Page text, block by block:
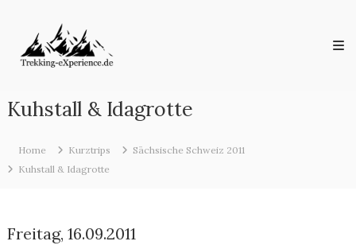
content
eXperience.de
Reiseberichte
aus
Welt
Kuhstall & Idagrotte
Home Kurztrips
Sächsische Schweiz 2011
Kuhstall & Idagrotte
Freitag, 16.09.2011